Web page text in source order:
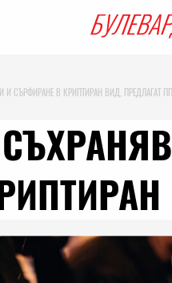
И СЪРФИРАНЕ В КРИПТИРАН ВИД, ПРЕДЛАГАТ